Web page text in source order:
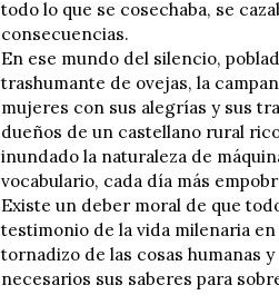
todo lo que se cosechaba, se
consecuencias.
En ese mundo del silencio,
trashumante de ovejas, la
mujeres con sus alegrías y sus
dueños de un castellano rural
inundado la naturaleza de
vocabulario, cada día más
Existe un deber moral de que
testimonio de la vida milenaria
tornadizo de las cosas humanas
necesarios sus saberes para